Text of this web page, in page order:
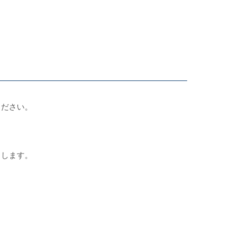
さい。
ます。